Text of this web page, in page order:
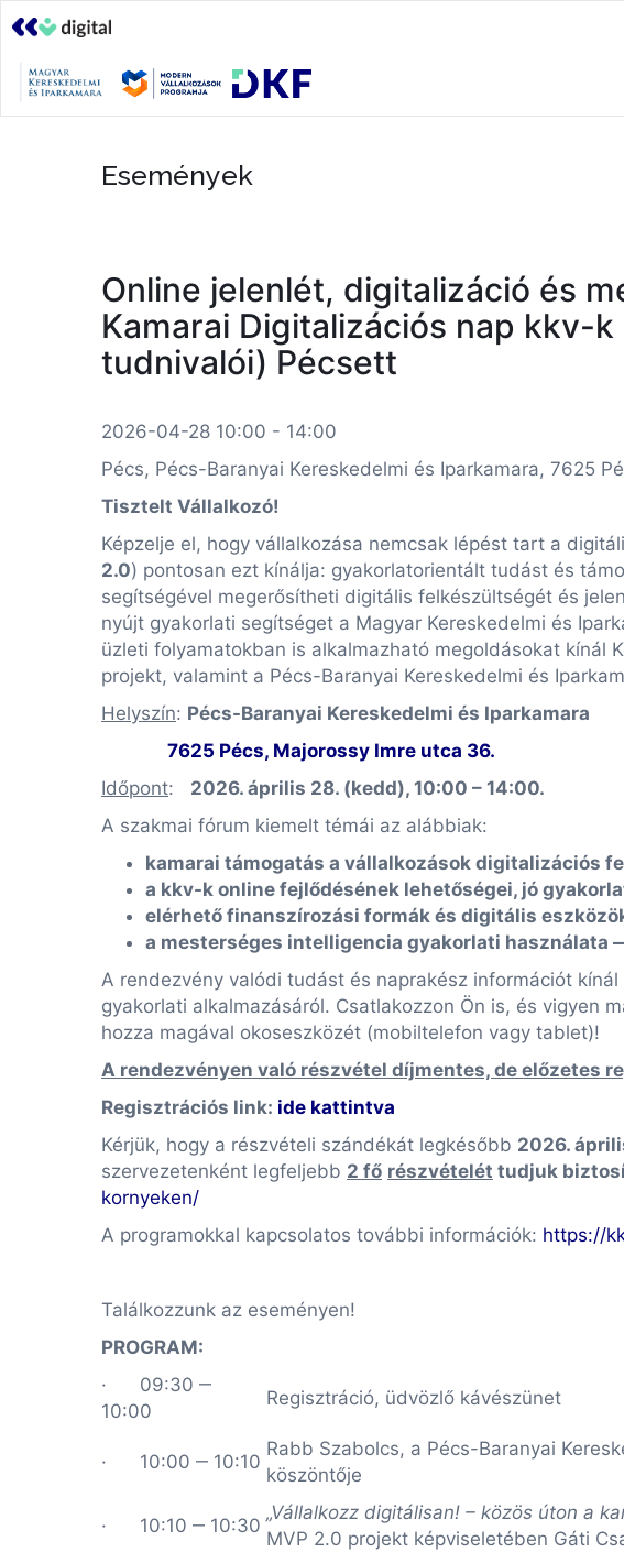
Események
Online jelenlét, digitalizáció és
Kamarai Digitalizációs nap kkv-
tudnivalói) Pécsett
2026-04-28 10:00 - 14:00
Pécs, Pécs-Baranyai Kereskedelmi és Iparkamara, 7625
Tisztelt Vállalkozó!
Képzelje el, hogy vállalkozása nemcsak lépést tart a
2.0) pontosan ezt kínálja: gyakorlatorientált tudást és
segítségével megerősítheti digitális felkészültségét és
nyújt gyakorlati segítséget a Magyar Kereskedelmi és
üzleti folyamatokban is alkalmazható megoldásokat kínál
projekt, valamint a Pécs-Baranyai Kereskedelmi és
Helyszín: Pécs-Baranyai Kereskedelmi és Iparkamara
7625 Pécs, Majorossy Imre utca 36.
Időpont: 2026. április 28. (kedd), 10:00 – 14:00.
A szakmai fórum kiemelt témái az alábbiak:
kamarai támogatás a vállalkozások digitalizációs
a kkv-k online fejlődésének lehetőségei, jó
elérhető finanszírozási formák és digitális
a mesterséges intelligencia gyakorlati használata
A rendezvény valódi tudást és naprakész információt
gyakorlati alkalmazásáról. Csatlakozzon Ön is, és vigyen
hozza magával okoseszközét (mobiltelefon vagy tablet)!
A rendezvényen való részvétel díjmentes, de előzetes
Regisztrációs link: ide kattintva
Kérjük, hogy a részvételi szándékát legkésőbb 2026.
szervezetenként legfeljebb 2 fő részvételét tudjuk
kornyeken/
A programokkal kapcsolatos további információk: https://
Találkozzunk az eseményen!
PROGRAM:
· 09:30 ‒
10:00
Regisztráció, üdvözlő kávészünet
· 10:00 ‒ 10:10
Rabb Szabolcs, a Pécs-Baranyai
köszöntője
· 10:10 ‒ 10:30
„Vállalkozz digitálisan! – közös úton a
MVP 2.0 projekt képviseletében Gáti